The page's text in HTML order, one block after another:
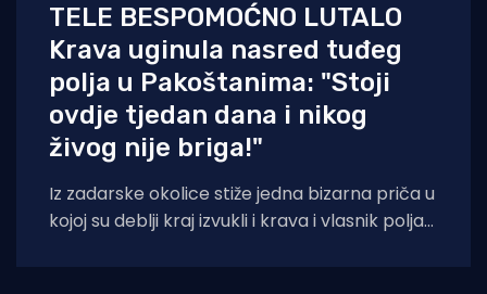
TELE BESPOMOĆNO LUTALO
Krava uginula nasred tuđeg
polja u Pakoštanima: "Stoji
ovdje tjedan dana i nikog
živog nije briga!"
Iz zadarske okolice stiže jedna bizarna priča u
kojoj su deblji kraj izvukli i krava i vlasnik polja